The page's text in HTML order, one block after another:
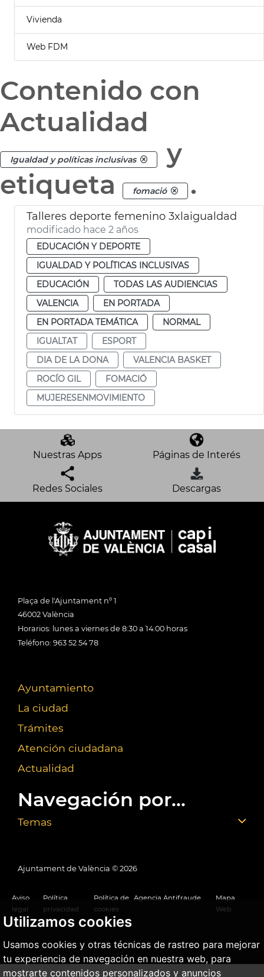
Utilizamos cookies
Usamos cookies y otras técnicas de rastreo para mejorar
tu experiencia de navegación en nuestra web, para
mostrarte contenidos personalizados y anuncios
Vivienda
Web FDM
Contenido con
Actualidad
Igualdad y políticas inclusivas
y
etiqueta
fomació .
Talleres deporte femenino 3xlaigualdad
modificado hace 2 años
EDUCACIÓN Y DEPORTE
IGUALDAD Y POLÍTICAS INCLUSIVAS
EDUCACIÓN
TODAS LAS AUDIENCIAS
VALENCIA
EN PORTADA
EN PORTADA TEMÁTICA
NORMAL
IGUALTAT
ESPORT
DIA DE LA DONA
VALENCIA BASKET
ROCÍO GIL
FOMACIÓ
MUJERESENMOVIMIENTO
Nuestras Apps Páginas de Interés
Redes Sociales Descargas
Plaça de l'Ajuntament nº 1
46002 València
Horarios: lunes a viernes de 8:30 a 14:00 horas
Teléfono: 963 52 54 78
Ayuntamiento
La ciudad
Trámites
Atención ciudadana
Actualidad
Navegación por...
Temas
Ajuntament de València © 2026
Aviso
legal
Política
privacidad
Política de
cookies
Agencia Antifraude
Mapa
Web